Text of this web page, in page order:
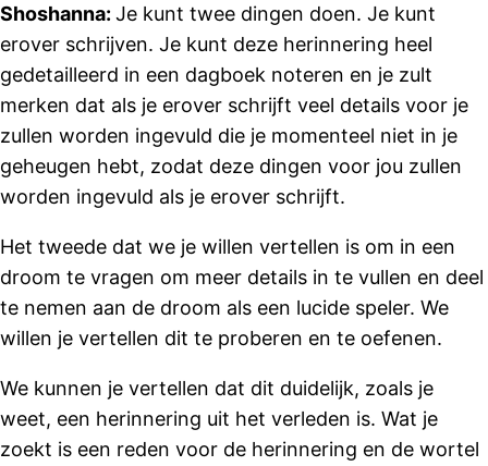
Shoshanna: Je kunt twee dingen doen. Je kunt
erover schrijven. Je kunt deze herinnering heel
gedetailleerd in een dagboek noteren en je zult
merken dat als je erover schrijft veel details voor je
zullen worden ingevuld die je momenteel niet in je
geheugen hebt, zodat deze dingen voor jou zullen
worden ingevuld als je erover schrijft.
Het tweede dat we je willen vertellen is om in een
droom te vragen om meer details in te vullen en deel
te nemen aan de droom als een lucide speler. We
willen je vertellen dit te proberen en te oefenen.
We kunnen je vertellen dat dit duidelijk, zoals je
weet, een herinnering uit het verleden is. Wat je
zoekt is een reden voor de herinnering en de wortel